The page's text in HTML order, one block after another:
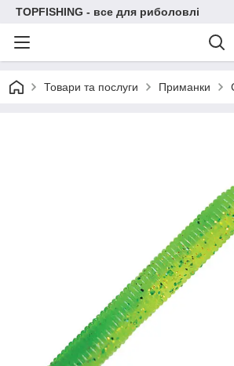
TOPFISHING - все для риболовлі
Товари та послуги Приманки